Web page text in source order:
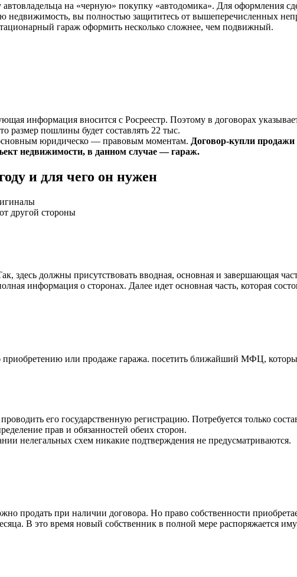
на «черную» покупку «автодомика». Для оформления
недвижимость, вы полностью защититесь от вышеперечисленных
гараж оформить несколько сложнее, чем подвижный.
информация вносится с Росреестр. Поэтому в договорах
размер пошлины будет составлять 22 тыс.
юридическо — правовым моментам. Договор-купли
недвижимости, в данном случае — гараж.
и для чего он нужен
другой стороны
здесь должны присутствовать вводная, основная и завершающая
информация о сторонах. Далее идет основная часть, которая
или продаже гаража. посетить ближайший МФЦ,
его государственную регистрацию. Потребуется только
прав и обязанностей обеих сторон.
нелегальных схем никакие подтверждения не предусматриваются.
продать при наличии договора. Но право собственности
В это время новый собственник в полной мере распоряжается